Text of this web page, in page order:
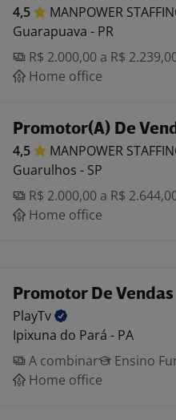
4,5 MANPOWER
Guarapuava - PR
R$ 2.000,00 a R$
Home office
Promotor(A) De
4,5 MANPOWER
Guarulhos - SP
R$ 2.000,00 a R$
Home office
Promotor De Vendas
PlayTv
Ipixuna do Pará - PA
A combinar
Ensino
Home office